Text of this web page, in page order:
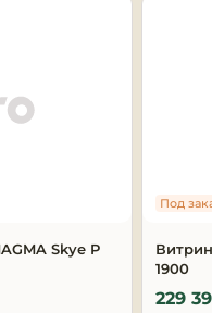
отелей
Запчасти для
Skye P
1900
Под
229